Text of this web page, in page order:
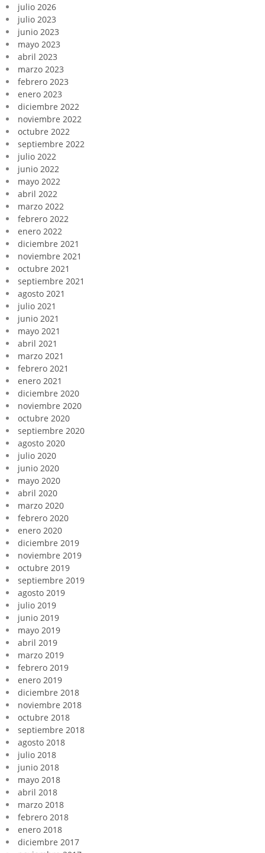
julio 2026
julio 2023
junio 2023
mayo 2023
abril 2023
marzo 2023
febrero 2023
enero 2023
diciembre 2022
noviembre 2022
octubre 2022
septiembre 2022
julio 2022
junio 2022
mayo 2022
abril 2022
marzo 2022
febrero 2022
enero 2022
diciembre 2021
noviembre 2021
octubre 2021
septiembre 2021
agosto 2021
julio 2021
junio 2021
mayo 2021
abril 2021
marzo 2021
febrero 2021
enero 2021
diciembre 2020
noviembre 2020
octubre 2020
septiembre 2020
agosto 2020
julio 2020
junio 2020
mayo 2020
abril 2020
marzo 2020
febrero 2020
enero 2020
diciembre 2019
noviembre 2019
octubre 2019
septiembre 2019
agosto 2019
julio 2019
junio 2019
mayo 2019
abril 2019
marzo 2019
febrero 2019
enero 2019
diciembre 2018
noviembre 2018
octubre 2018
septiembre 2018
agosto 2018
julio 2018
junio 2018
mayo 2018
abril 2018
marzo 2018
febrero 2018
enero 2018
diciembre 2017